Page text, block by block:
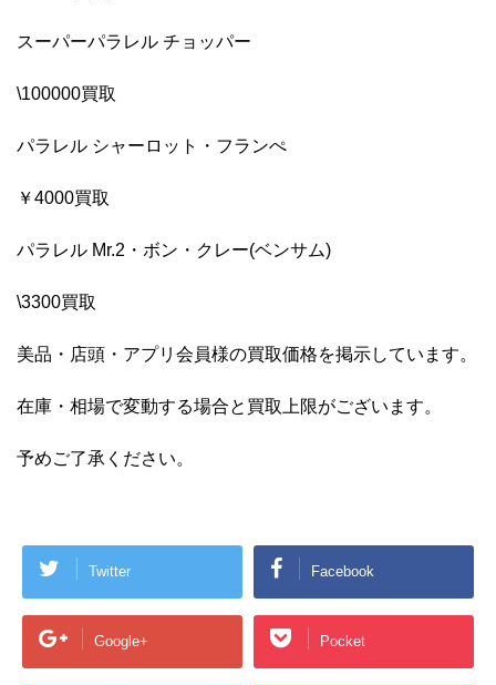
スーパーパラレル チョッパー
\100000買取
パラレル シャーロット・フランぺ
￥4000買取
パラレル Mr.2・ボン・クレー(ベンサム)
\3300買取
美品・店頭・アプリ会員様の買取価格を掲示しています。
在庫・相場で変動する場合と買取上限がございます。
予めご了承ください。
Twitter Facebook
Google+ Pocket